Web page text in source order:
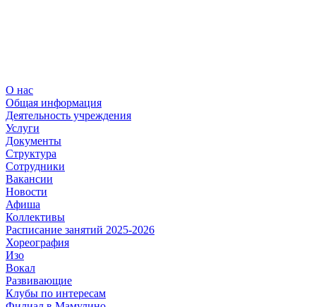
О нас
Общая информация
Деятельность учреждения
Услуги
Документы
Структура
Сотрудники
Вакансии
Новости
Афиша
Коллективы
Расписание занятий 2025-2026
Хореография
Изо
Вокал
Развивающие
Клубы по интересам